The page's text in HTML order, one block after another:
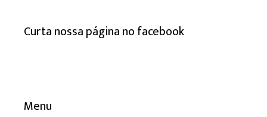
Curta nossa página no facebook
Menu